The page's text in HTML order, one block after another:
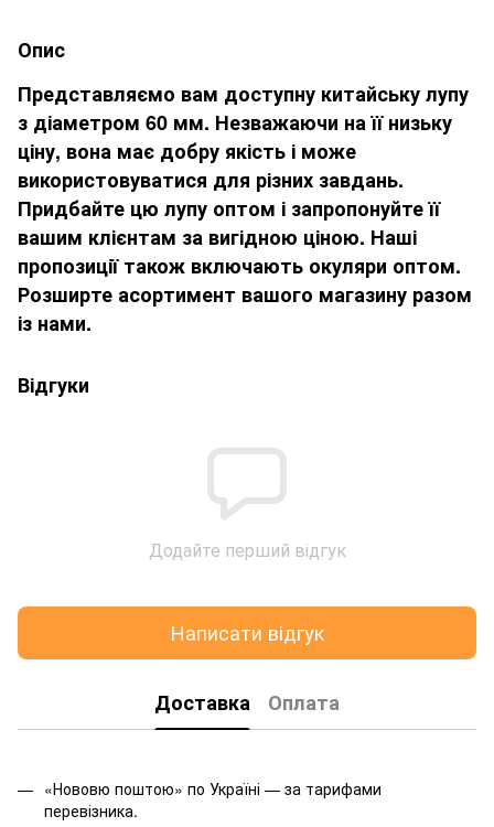
Опис
Представляємо вам доступну китайську лупу
з діаметром 60 мм. Незважаючи на її низьку
ціну, вона має добру якість і може
використовуватися для різних завдань.
Придбайте цю лупу оптом і запропонуйте її
вашим клієнтам за вигідною ціною. Наші
пропозиції також включають окуляри оптом.
Розширте асортимент вашого магазину разом
із нами.
Відгуки
Додайте перший відгук
Написати відгук
Доставка Оплата
«Нововю поштою» по Україні — за тарифами
перевізника.